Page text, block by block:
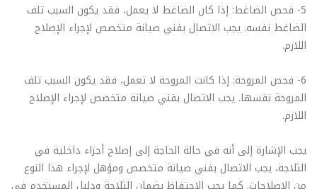
5- فحص الضاغط: إذا كان الضاغط لا يعمل، فقد يكون السبب تلف
الضاغط نفسه. يجب الاتصال بفني صيانة متخصص لإجراء الإصلاح
اللازم.
6- فحص المروحة: إذا كانت المروحة لا تعمل، فقد يكون السبب تلف
المروحة نفسها. يجب الاتصال بفني صيانة متخصص لإجراء الإصلاح
اللازم.
يجب الإشارة إلى أنه في حالة الحاجة إلى إصلاح أجزاء داخلية في
الثلاجة، يجب الاتصال بفني صيانة متخصص ومؤهل لإجراء هذا النوع